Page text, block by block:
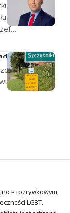
z
o
wobec
– rozrywkowym,
LGBT.